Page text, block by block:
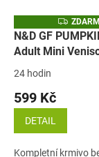
Z
D
A
R
N&D GF
Adult Mini
Apple (zvěřina,
24 hodin
599 Kč
DETAIL
Kompletní krmivo